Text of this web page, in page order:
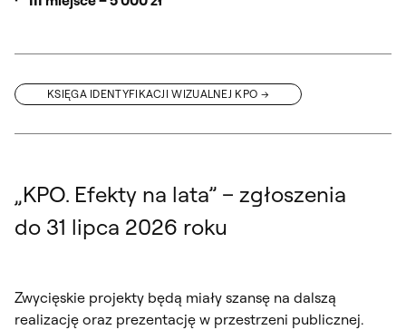
KSIĘGA IDENTYFIKACJI WIZUALNEJ KPO
„KPO. Efekty na lata” – zgłoszenia
do 31 lipca 2026 roku
Zwycięskie projekty będą miały szansę na dalszą
realizację oraz prezentację w przestrzeni publicznej.